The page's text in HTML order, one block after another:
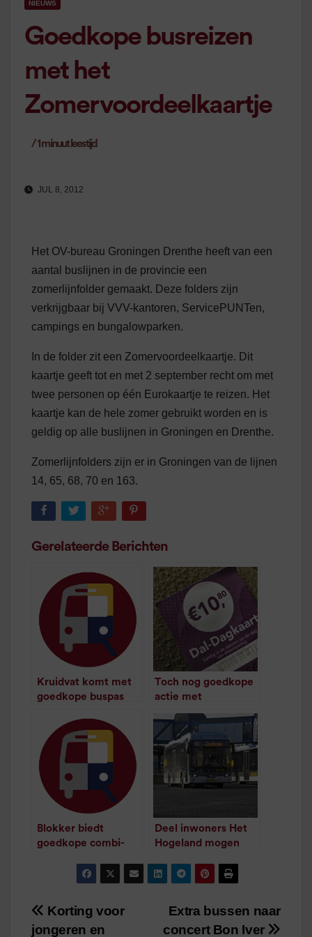
NIEUWS
Goedkope busreizen
met het
Zomervoordeelkaartje
/1 minuut leestijd
JUL 8, 2012
Het OV-bureau Groningen Drenthe heeft van een
aantal buslijnen in de provincie een
zomerlijnfolder gemaakt. Deze folders zijn
verkrijgbaar bij VVV-kantoren, ServicePUNTen,
campings en bungalowparken.
In de folder zit een Zomervoordeelkaartje. Dit
kaartje geeft tot en met 2 september recht om met
twee personen op één Eurokaartje te reizen. Het
kaartje kan de hele zomer gebruikt worden en is
geldig op alle buslijnen in Groningen en Drenthe.
Zomerlijnfolders zijn er in Groningen van de lijnen
14, 65, 68, 70 en 163.
Gerelateerde Berichten
Kruidvat komt met
goedkope buspas
minuut leestijd
Toch nog goedkope
actie met
buskaartjes
/ minuut leestijd
Blokker biedt
goedkope combi-
minuut leestijd
Deel inwoners Het
Hogeland mogen
/ minuut leestijd
Bericht
Extra bussen naar
concert Bon Iver
Korting voor
jongeren en